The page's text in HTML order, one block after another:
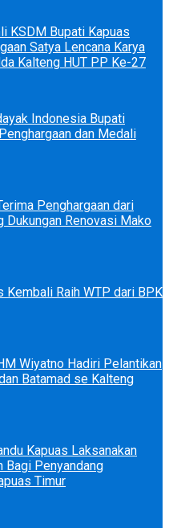
KSDM Bupati Kapuas
Satya Lencana Karya
Kalteng HUT PP Ke-27
Indonesia Bupati
dan Medali
Penghargaan dari
Dukungan Renovasi Mako
Kembali Raih WTP dari BPK
Wiyatno Hadiri Pelantikan
Batamad se Kalteng
Kapuas Laksanakan
Bagi Penyandang
Timur